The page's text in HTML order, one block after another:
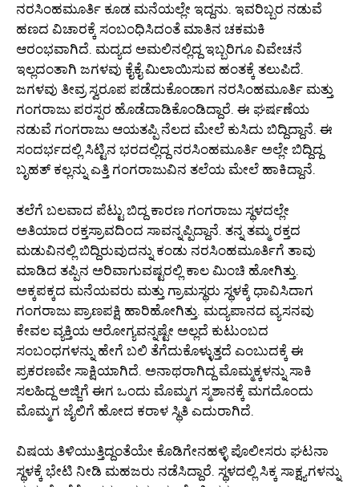
ನರಸಿಂಹಮೂರ್ತಿ ಕೂಡ ಮನೆಯಲ್ಲೇ ಇದ್ದನು. ಇವರಿಬ್ಬರ ನಡುವೆ
ಹಣದ ವಿಚಾರಕ್ಕೆ ಸಂಬಂಧಿಸಿದಂತೆ ಮಾತಿನ ಚಕಮಕಿ
ಆರಂಭವಾಗಿದೆ. ಮದ್ಯದ ಅಮಲಿನಲ್ಲಿದ್ದ ಇಬ್ಬರಿಗೂ ವಿವೇಚನೆ
ಇಲ್ಲದಂತಾಗಿ ಜಗಳವು ಕೈಕೈ ಮಿಲಾಯಿಸುವ ಹಂತಕ್ಕೆ ತಲುಪಿದೆ.
ಜಗಳವು ತೀವ್ರ ಸ್ವರೂಪ ಪಡೆದುಕೊಂಡಾಗ ನರಸಿಂಹಮೂರ್ತಿ ಮತ್ತು
ಗಂಗರಾಜು ಪರಸ್ಪರ ಹೊಡೆದಾಡಿಕೊಂಡಿದ್ದಾರೆ. ಈ ಘರ್ಷಣೆಯ
ನಡುವೆ ಗಂಗರಾಜು ಆಯತಪ್ಪಿ ನೆಲದ ಮೇಲೆ ಕುಸಿದು ಬಿದ್ದಿದ್ದಾನೆ. ಈ
ಸಂದರ್ಭದಲ್ಲಿ ಸಿಟ್ಟಿನ ಭರದಲ್ಲಿದ್ದ ನರಸಿಂಹಮೂರ್ತಿ ಅಲ್ಲೇ ಬಿದ್ದಿದ್ದ
ಬೃಹತ್ ಕಲ್ಲನ್ನು ಎತ್ತಿ ಗಂಗರಾಜುವಿನ ತಲೆಯ ಮೇಲೆ ಹಾಕಿದ್ದಾನೆ.
ತಲೆಗೆ ಬಲವಾದ ಪೆಟ್ಟು ಬಿದ್ದ ಕಾರಣ ಗಂಗರಾಜು ಸ್ಥಳದಲ್ಲೇ
ಅತಿಯಾದ ರಕ್ತಸ್ರಾವದಿಂದ ಸಾವನ್ನಪ್ಪಿದ್ದಾನೆ. ತನ್ನ ತಮ್ಮ ರಕ್ತದ
ಮಡುವಿನಲ್ಲಿ ಬಿದ್ದಿರುವುದನ್ನು ಕಂಡು ನರಸಿಂಹಮೂರ್ತಿಗೆ ತಾವು
ಮಾಡಿದ ತಪ್ಪಿನ ಅರಿವಾಗುವಷ್ಟರಲ್ಲಿ ಕಾಲ ಮಿಂಚಿ ಹೋಗಿತ್ತು.
ಅಕ್ಕಪಕ್ಕದ ಮನೆಯವರು ಮತ್ತು ಗ್ರಾಮಸ್ಥರು ಸ್ಥಳಕ್ಕೆ ಧಾವಿಸಿದಾಗ
ಗಂಗರಾಜು ಪ್ರಾಣಪಕ್ಷಿ ಹಾರಿಹೋಗಿತ್ತು. ಮದ್ಯಪಾನದ ವ್ಯಸನವು
ಕೇವಲ ವ್ಯಕ್ತಿಯ ಆರೋಗ್ಯವನ್ನಷ್ಟೇ ಅಲ್ಲದೆ ಕುಟುಂಬದ
ಸಂಬಂಧಗಳನ್ನು ಹೇಗೆ ಬಲಿ ತೆಗೆದುಕೊಳ್ಳುತ್ತದೆ ಎಂಬುದಕ್ಕೆ ಈ
ಪ್ರಕರಣವೇ ಸಾಕ್ಷಿಯಾಗಿದೆ. ಅನಾಥರಾಗಿದ್ದ ಮೊಮ್ಮಕ್ಕಳನ್ನು ಸಾಕಿ
ಸಲಹಿದ್ದ ಅಜ್ಜಿಗೆ ಈಗ ಒಂದು ಮೊಮ್ಮಗ ಸ್ಮಶಾನಕ್ಕೆ ಮಗದೊಂದು
ಮೊಮ್ಮಗ ಜೈಲಿಗೆ ಹೋದ ಕರಾಳ ಸ್ಥಿತಿ ಎದುರಾಗಿದೆ.
ವಿಷಯ ತಿಳಿಯುತ್ತಿದ್ದಂತೆಯೇ ಕೊಡಿಗೇನಹಳ್ಳಿ ಪೊಲೀಸರು ಘಟನಾ
ಸ್ಥಳಕ್ಕೆ ಭೇಟಿ ನೀಡಿ ಮಹಜರು ನಡೆಸಿದ್ದಾರೆ. ಸ್ಥಳದಲ್ಲಿ ಸಿಕ್ಕ ಸಾಕ್ಷ್ಯಗಳನ್ನು